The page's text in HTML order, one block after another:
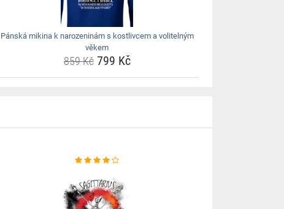
Pánská mikina k narozeninám s kostlivcem a volitelným
věkem
859 Kč799 Kč